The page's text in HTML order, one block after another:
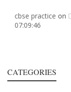
cbse practice on
07:09:46
CATEGORIES